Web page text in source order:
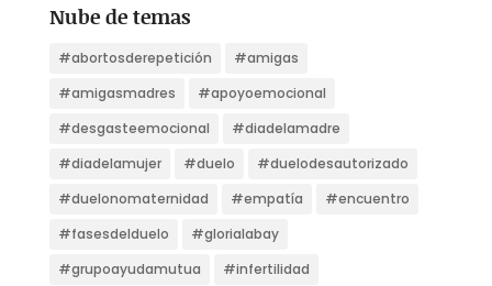
Nube de temas
#abortosderepetición
#amigas
#amigasmadres
#apoyoemocional
#desgasteemocional
#diadelamadre
#diadelamujer
#duelo
#duelodesautorizado
#duelonomaternidad
#empatía
#encuentro
#fasesdelduelo
#glorialabay
#grupoayudamutua
#infertilidad